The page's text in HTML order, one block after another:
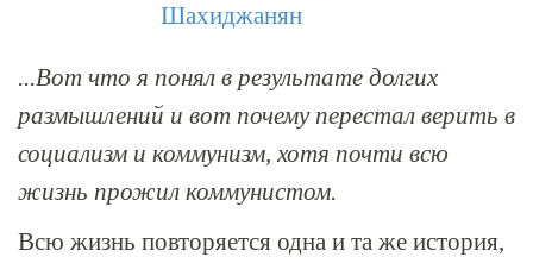
Шахиджанян
...Вот что я понял в результате долгих
размышлений и вот почему перестал верить в
социализм и коммунизм, хотя почти всю
жизнь прожил коммунистом.
Всю жизнь повторяется одна и та же история,